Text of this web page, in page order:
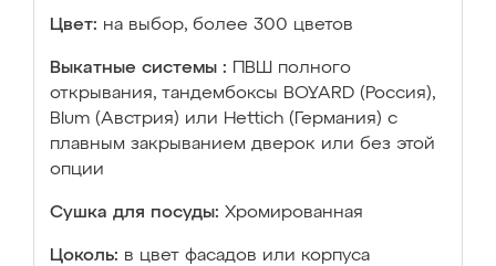
Цвет: на выбор, более 300 цветов
Выкатные системы :
ПВШ полного
открывания, тандембоксы BOYARD (Россия),
Blum (Австрия) или Hettich (Германия) с
плавным закрыванием дверок или без этой
опции
Сушка для посуды: Хромированная
Цоколь: в цвет фасадов или корпуса